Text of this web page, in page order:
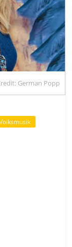
German Popp